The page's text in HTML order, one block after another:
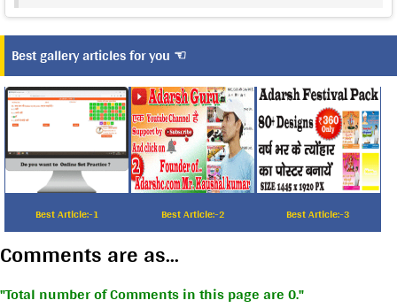
Best gallery articles for you ☜
Best Article:-1 Best Article:-2 Best Article:-3
Comments are as...
Total number of Comments in this page are 0.